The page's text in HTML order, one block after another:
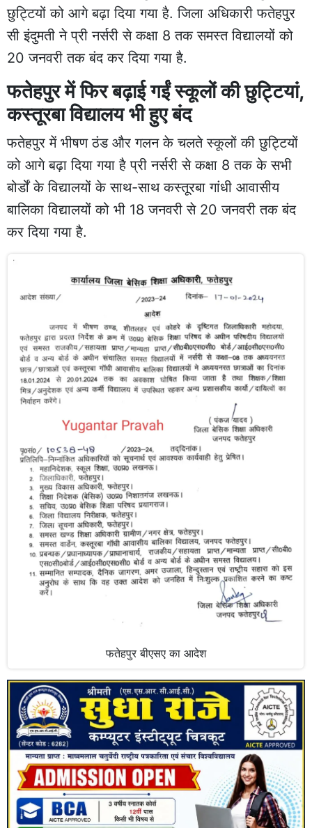
छुट्टियों को आगे बढ़ा दिया गया है. जिला अधिकारी फतेहपुर
सी इंदुमती ने प्री नर्सरी से कक्षा 8 तक समस्त विद्यालयों को
20 जनवरी तक बंद कर दिया गया है.
फतेहपुर में फिर बढ़ाई गईं स्कूलों की छुट्टियां,
कस्तूरबा विद्यालय भी हुए बंद
फतेहपुर में भीषण ठंड और गलन के चलते स्कूलों की छुट्टियों
को आगे बढ़ा दिया गया है प्री नर्सरी से कक्षा 8 तक के सभी
बोर्डों के विद्यालयों के साथ-साथ कस्तूरबा गांधी आवासीय
बालिका विद्यालयों को भी 18 जनवरी से 20 जनवरी तक बंद
कर दिया गया है.
फतेहपुर बीएसए का आदेश